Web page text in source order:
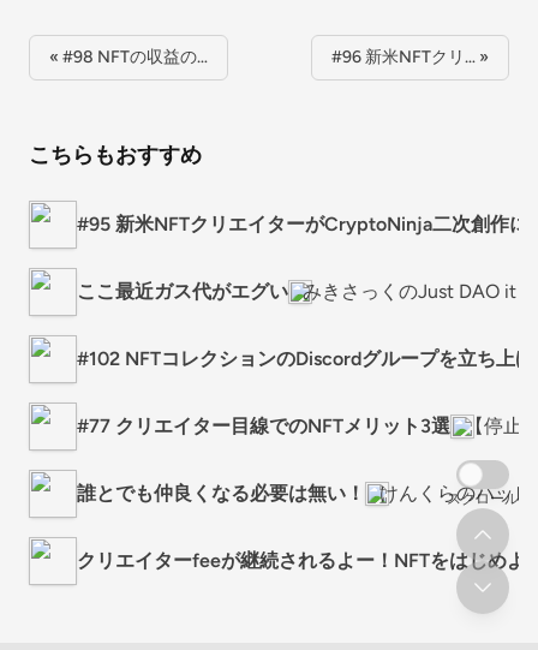
« #98 NFTの収益の… #96 新米NFTクリ… »
こちらもおすすめ
#95 新米NFTクリエイターがCryptoNinja二次創作に
ここ最近ガス代がエグい みきさっくのJust DAO it！
#102 NFTコレクションのDiscordグループを立ち上
#77 クリエイター目線でのNFTメリット3選 【停止
誰とでも仲良くなる必要は無い！ けんくらのハッ
クリエイターfeeが継続されるよー！NFTをはじめよ
スクロール